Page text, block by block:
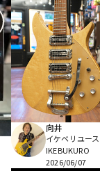
向井
イケベリユース
IKEBUKURO
2026/06/07